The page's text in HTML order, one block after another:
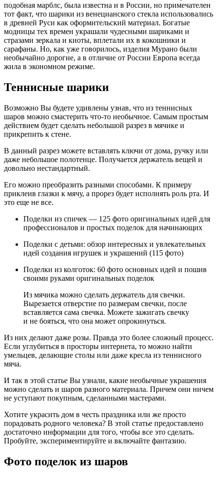
подобная марблс, была известна и в России, но примечателен
тот факт, что шарики из венецианского стекла использовались
в древней Руси как оформительский материал. Богатые
модницы тех времен украшали чудесными шариками и
стразами зеркала и киоты, вплетали их в кокошники и
сарафаны. Но, как уже говорилось, изделия Мурано были
необычайно дорогие, а в отличие от России Европа всегда
жила в экономном режиме.
Теннисные шарики
Возможно Вы будете удивлены узнав, что из теннисных
шаров можно смастерить что-то необычное. Самым простым
действием будет сделать небольшой разрез в мячике и
прикрепить к стене.
В данный разрез можете вставлять ключи от дома, ручку или
даже небольшое полотенце. Получается держатель вещей и
довольно нестандартный.
Его можно преобразить разными способами. К примеру
приклеив глазки к мячу, а прорез будет исполнять роль рта. И
это еще не все.
Поделки из спичек — 125 фото оригинальных идей для
профессионалов и простых поделок для начинающих
Поделки с детьми: обзор интересных и увлекательных
идей создания игрушек и украшений (115 фото)
Поделки из колготок: 60 фото основных идей и пошив
своими руками оригинальных поделок
Из мячика можно сделать держатель для свечки.
Вырезается отверстие по размерам свечки, после
вставляется сама свечка. Можете зажигать свечку
и не бояться, что она может опрокинуться.
Из них делают даже розы. Правда это более сложный процесс.
Если углубиться в просторы интернета, то можно найти
умельцев, делающие столы или даже кресла из теннисного
мяча.
И так в этой статье Вы узнали, какие необычные украшения
можно сделать и шаров разного материала. Причем они ничем
не уступают покупным, сделанными мастерами.
Хотите украсить дом в честь праздника или же просто
порадовать родного человека? В этой статье предоставлено
достаточно информации для того, чтобы все это сделать.
Пробуйте, экспериментируйте и включайте фантазию.
Фото поделок из шаров